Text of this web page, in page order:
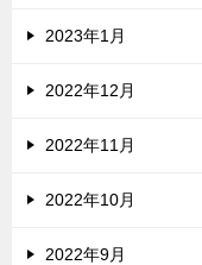
2023年1月
2022年12月
2022年11月
2022年10月
2022年9月